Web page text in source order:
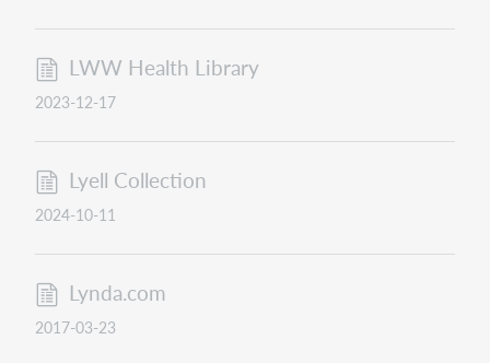
LWW Health Library
2023-12-17
Lyell Collection
2024-10-11
Lynda.com
2017-03-23